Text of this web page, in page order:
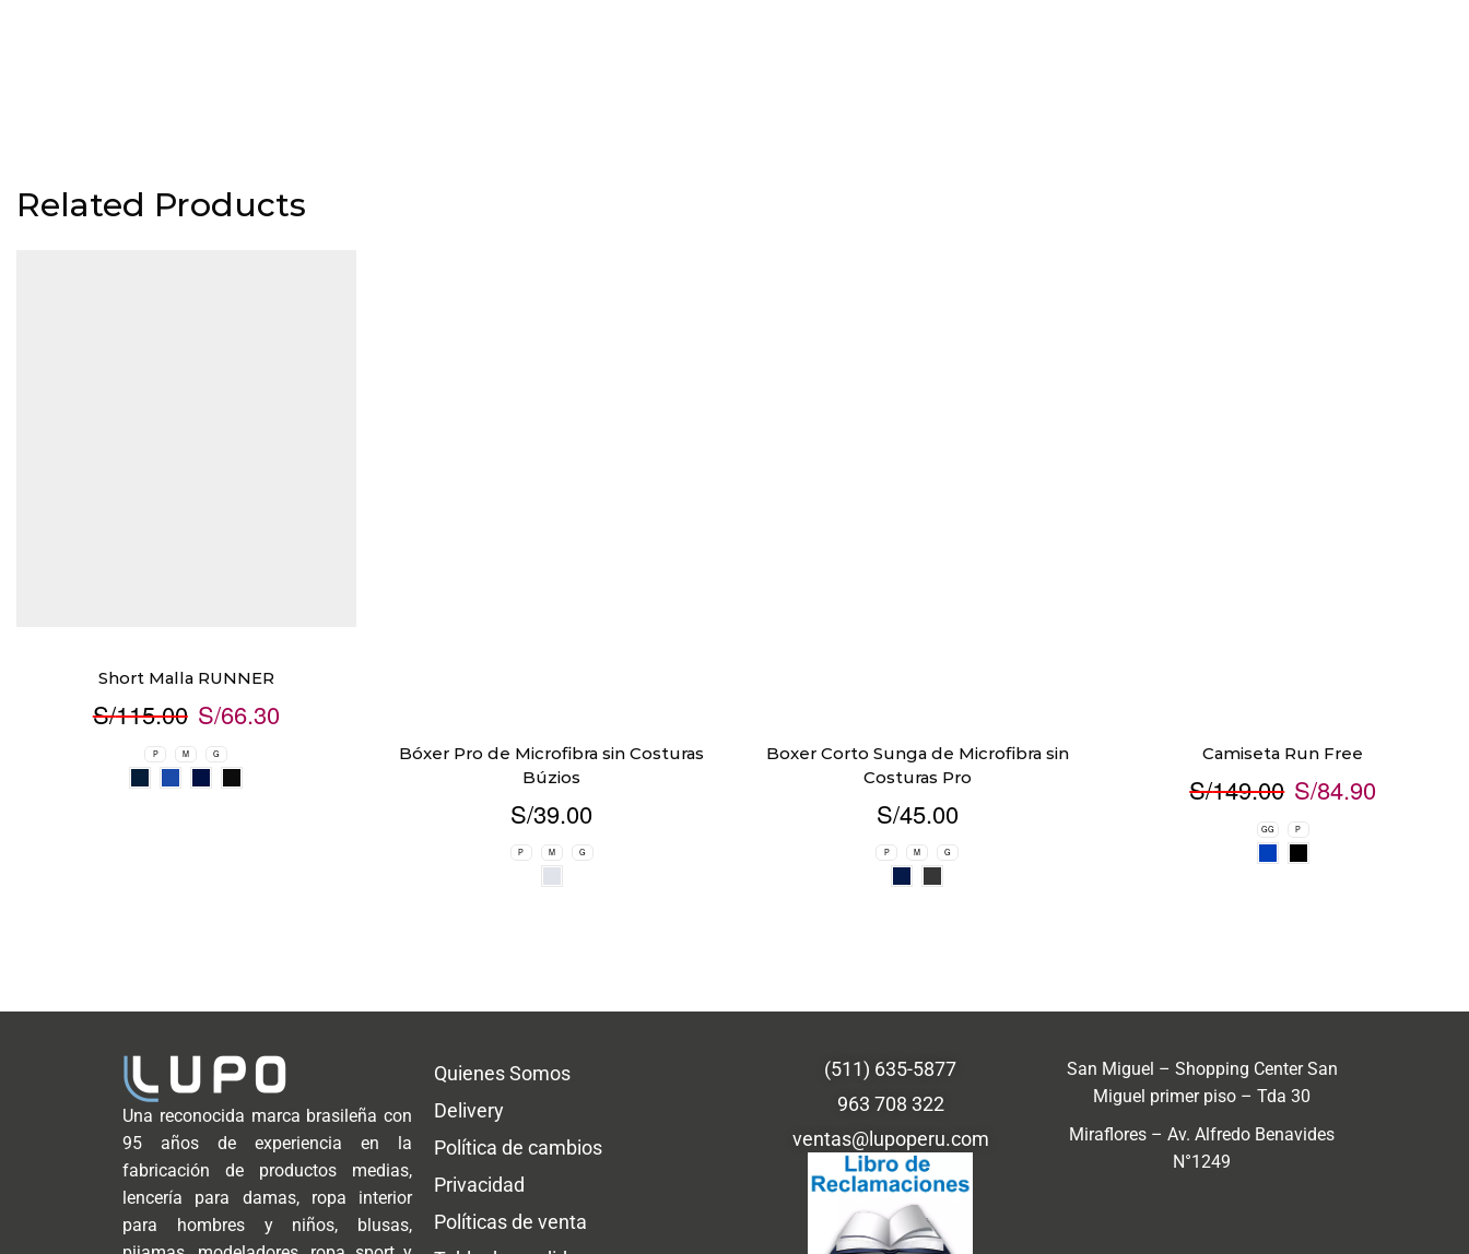
Related Products
Short Malla RUNNER
S/115.00 S/66.30
P M G
Bóxer Pro de Microfibra sin Costuras
Búzios
S/39.00
P M G
Boxer Corto Sunga de Microfibra sin
Costuras Pro
S/45.00
P M G
Camiseta Run Free
S/149.00 S/84.90
GG P
Una reconocida marca brasileña con
95 años de experiencia en la
fabricación de productos medias,
lencería para damas, ropa interior
para hombres y niños, blusas,
Quienes Somos
Delivery
Política de cambios
Privacidad
Políticas de venta
(511) 635-5877
963 708 322
ventas@lupoperu.com
San Miguel – Shopping Center San
Miguel primer piso – Tda 30
Miraflores – Av. Alfredo Benavides
N°1249